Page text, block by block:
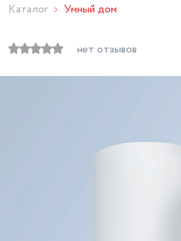
Каталог Умный дом
нет отзывов